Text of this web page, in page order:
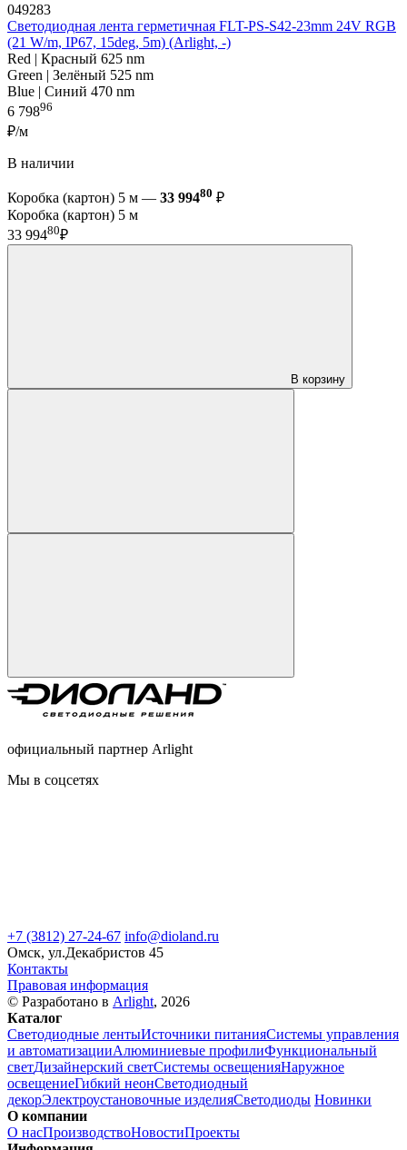
049283
Светодиодная лента герметичная FLT-PS-S42-23mm 24V RGB
(21 W/m, IP67, 15deg, 5m) (Arlight, -)
Red | Красный 625 nm
Green | Зелёный 525 nm
Blue | Синий 470 nm
6 79896
₽/м
В наличии
Коробка (картон) 5 м — 33 99480 ₽
Коробка (картон) 5 м
33 99480₽
В корзину
официальный партнер Arlight
Мы в соцсетях
+7 (3812) 27-24-67 info@dioland.ru
Омск, ул.Декабристов 45
Контакты
Правовая информация
© Разработано в Arlight, 2026
Каталог
Светодиодные лентыИсточники питанияСистемы управления
и автоматизацииАлюминиевые профилиФункциональный
светДизайнерский светСистемы освещенияНаружное
освещениеГибкий неонСветодиодный
декорЭлектроустановочные изделияСветодиоды Новинки
О компании
О насПроизводствоНовостиПроекты